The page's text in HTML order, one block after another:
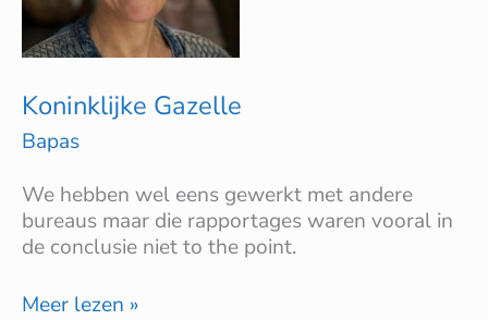
Koninklijke Gazelle
Bapas
We hebben wel eens gewerkt met andere
bureaus maar die rapportages waren vooral in
de conclusie niet to the point.
Meer lezen »